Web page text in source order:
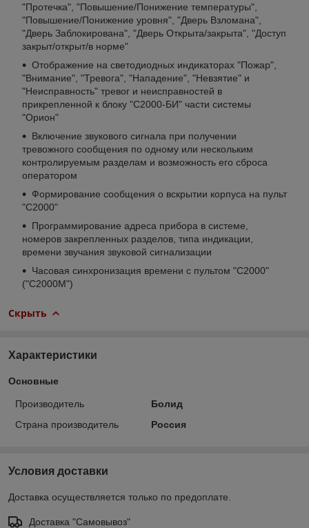
"Протечка", "Повышение/Понижение температуры",
"Повышение/Понижение уровня", "Дверь Взломана",
"Дверь Заблокирована", "Дверь Открыта/закрыта", "Доступ
закрыт/открыт/в норме"
Отображение на светодиодных индикаторах "Пожар",
"Внимание", "Тревога", "Нападение", "Невзятие" и
"Неисправность" тревог и неисправностей в
прикрепленной к блоку "С2000-БИ" части системы
"Орион"
Включение звукового сигнала при получении
тревожного сообщения по одному или нескольким
контролируемым разделам и возможность его сброса
оператором
Формирование сообщения о вскрытии корпуса на пульт
"С2000"
Программирование адреса прибора в системе,
номеров закрепленных разделов, типа индикации,
времени звучания звуковой сигнализации
Часовая синхронизация времени с пультом "С2000"
("С2000M")
Скрыть
Характеристики
Основные
Производитель
Болид
Страна производитель
Россия
Условия доставки
Доставка осуществляется только по предоплате.
Доставка "Самовывоз"